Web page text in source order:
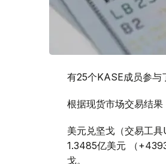
有25个KASE成员参与
根据现货市场交易结果
美元兑坚戈（交易工
1.3485亿美元 （
戈。